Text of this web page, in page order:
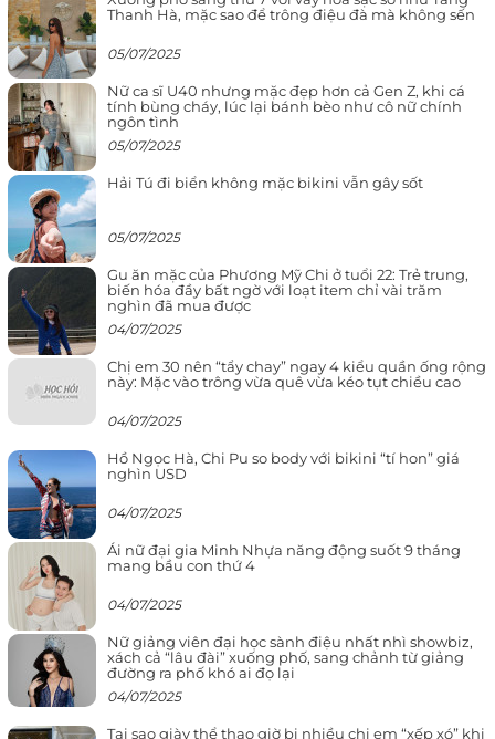
Thanh Hà, mặc sao để trông điệu đà mà không sến
05/07/2025
Nữ ca sĩ U40 nhưng mặc đẹp hơn cả Gen Z, khi cá
tính bùng cháy, lúc lại bánh bèo như cô nữ chính
ngôn tình
05/07/2025
Hải Tú đi biển không mặc bikini vẫn gây sốt
05/07/2025
Gu ăn mặc của Phương Mỹ Chi ở tuổi 22: Trẻ trung,
biến hóa đầy bất ngờ với loạt item chỉ vài trăm
nghìn đã mua được
04/07/2025
Chị em 30 nên “tẩy chay” ngay 4 kiểu quần ống rộng
này: Mặc vào trông vừa quê vừa kéo tụt chiều cao
04/07/2025
Hồ Ngọc Hà, Chi Pu so body với bikini “tí hon” giá
nghìn USD
04/07/2025
Ái nữ đại gia Minh Nhựa năng động suốt 9 tháng
mang bầu con thứ 4
04/07/2025
Nữ giảng viên đại học sành điệu nhất nhì showbiz,
xách cả “lâu đài” xuống phố, sang chảnh từ giảng
đường ra phố khó ai đọ lại
04/07/2025
Tại sao giày thể thao giờ bị nhiều chị em “xếp xó” khi